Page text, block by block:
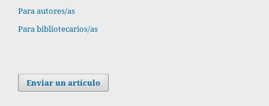
Para autores/as
Para bibliotecarios/as
Enviar un artículo